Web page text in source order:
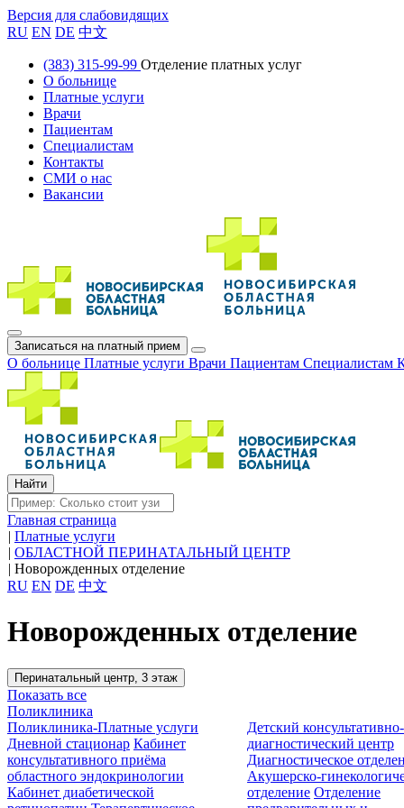
Версия для слабовидящих
RU EN DE 中文
(383) 315-99-99 Отделение платных услуг
О больнице
Платные услуги
Врачи
Пациентам
Специалистам
Контакты
СМИ о нас
Вакансии
Записаться на платный прием
О больнице Платные услуги Врачи Пациентам Специалистам
Главная страница
| Платные услуги
| ОБЛАСТНОЙ ПЕРИНАТАЛЬНЫЙ ЦЕНТР
| Новорожденных отделение
RU EN DE 中文
Новорожденных отделение
Перинатальный центр, 3 этаж
Показать все
Поликлиника
Поликлиника-Платные услуги
Дневной стационар Кабинет
консультативного приёма
областного эндокринологии
Кабинет диабетической
Детский консультативно-
диагностический центр
Диагностическое
Акушерско-
отделение Отделение